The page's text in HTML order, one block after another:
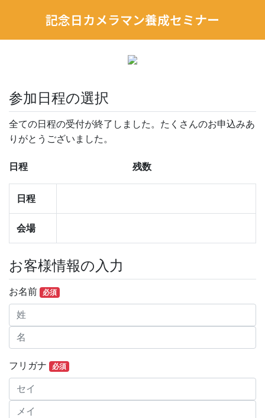
記念日カメラマン養成セミナー
参加日程の選択
全ての日程の受付が終了しました。たくさんのお申込みあ
りがとうございました。
日程 残数
日程
会場
お客様情報の入力
お名前 必須
フリガナ 必須